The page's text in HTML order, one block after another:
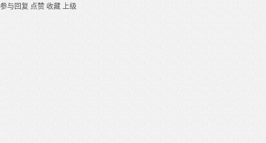
参与回复 点赞 收藏 上级